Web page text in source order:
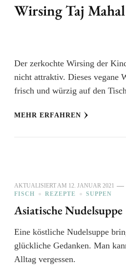
Wirsing Taj Mahal
Der zerkochte Wirsing der
nicht attraktiv. Dieses vegane
frisch und würzig auf den
MEHR ERFAHREN
AKTUALISIERT AM 12. JANUAR 2021
FISCH
REZEPTE SUPPEN
Asiatische Nudelsuppe
Eine köstliche Nudelsuppe
glückliche Gedanken. Man
Alltag vergessen.